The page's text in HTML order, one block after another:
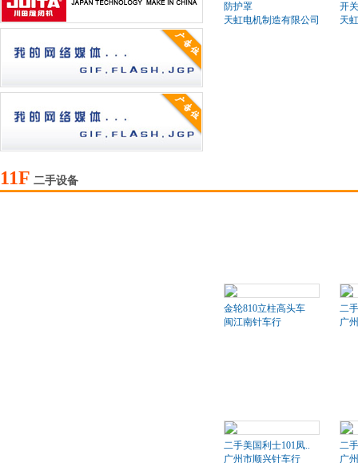
防护罩
天虹电机制造有限公司
开关
天
11F 二手设备
金轮810立柱高头车
闽江南针车行
二
广
二手美国利士101凤..
广州市顺兴针车行
二
广